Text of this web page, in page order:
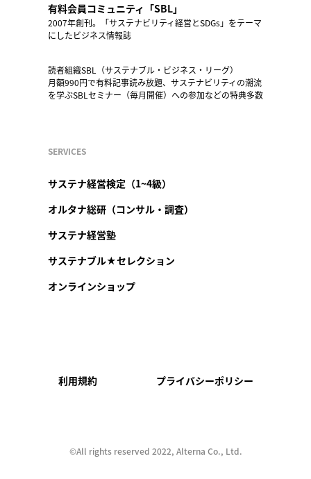
有料会員コミュニティ「SBL」
2007年創刊。「サステナビリティ経営とSDGs」をテーマ
にしたビジネス情報誌
読者組織SBL（サステナブル・ビジネス・リーグ）
月額990円で有料記事読み放題、サステナビリティの潮流
を学ぶSBLセミナー（毎月開催）への参加などの特典多数
SERVICES
サステナ経営検定（1~4級）
オルタナ総研（コンサル・調査）
サステナ経営塾
サステナブル★セレクション
オンラインショップ
利用規約 プライバシーポリシー
©︎All rights reserved 2022, Alterna Co., Ltd.